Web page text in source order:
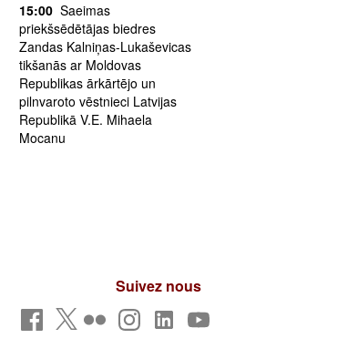
15:00 Saeimas
priekšsēdētājas biedres
Zandas Kalniņas-Lukaševicas
tikšanās ar Moldovas
Republikas ārkārtējo un
pilnvaroto vēstnieci Latvijas
Republikā V.E. Mihaela
Mocanu
Suivez nous